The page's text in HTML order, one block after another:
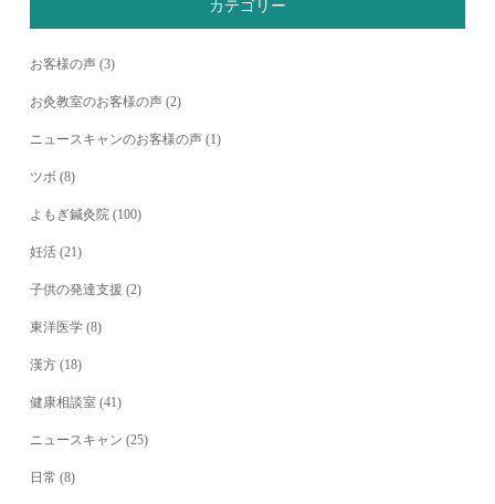
カテゴリー
お客様の声 (3)
お灸教室のお客様の声 (2)
ニュースキャンのお客様の声 (1)
ツボ (8)
よもぎ鍼灸院 (100)
妊活 (21)
子供の発達支援 (2)
東洋医学 (8)
漢方 (18)
健康相談室 (41)
ニュースキャン (25)
日常 (8)